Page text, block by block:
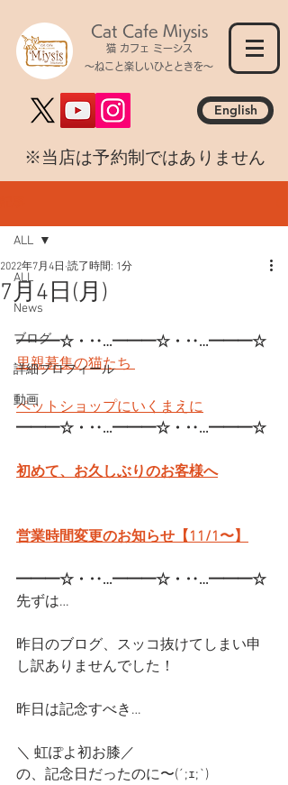
Cat Cafe Miysis
猫 カフェ ミーシス
～ねこと楽しいひとときを～
English
​※当店は予約制ではありません
ALL
News
ブログ
詳細プロフィール
動画
ALL
7月4日(月)
2022年7月4日 読了時間: 1分
━━━☆・‥…━━━☆・‥…━━━☆
里親募集の猫たち
ペットショップにいくまえに
━━━☆・‥…━━━☆・‥…━━━☆
初めて、お久しぶりのお客様へ
営業時間変更のお知らせ【11/1〜】
━━━☆・‥…━━━☆・‥…━━━☆
先ずは…
昨日のブログ、スッコ抜けてしまい申
し訳ありませんでした！
昨日は記念すべき…
＼ 虹ぽよ初お膝／
の、記念日だったのに〜(´;ｪ;`)